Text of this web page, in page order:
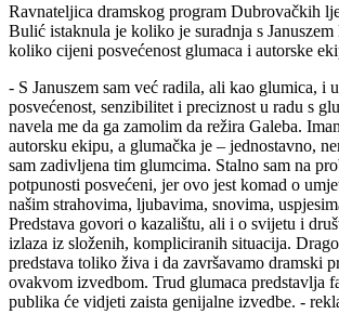
Ravnateljica dramskog program Dubrovačkih
Bulić istaknula je koliko je suradnja s
koliko cijeni posvećenost glumaca i autorske
- S Januszem sam već radila, ali kao glumica, i
posvećenost, senzibilitet i preciznost u radu s
navela me da ga zamolim da režira Galeba.
autorsku ekipu, a glumačka je – jednostavno,
sam zadivljena tim glumcima. Stalno sam na
potpunosti posvećeni, jer ovo jest komad o
našim strahovima, ljubavima, snovima,
Predstava govori o kazalištu, ali i o svijetu i
izlaza iz složenih, kompliciranih situacija.
predstava toliko živa i da završavamo dramski
ovakvom izvedbom. Trud glumaca predstavlja
publika će vidjeti zaista genijalne izvedbe. -